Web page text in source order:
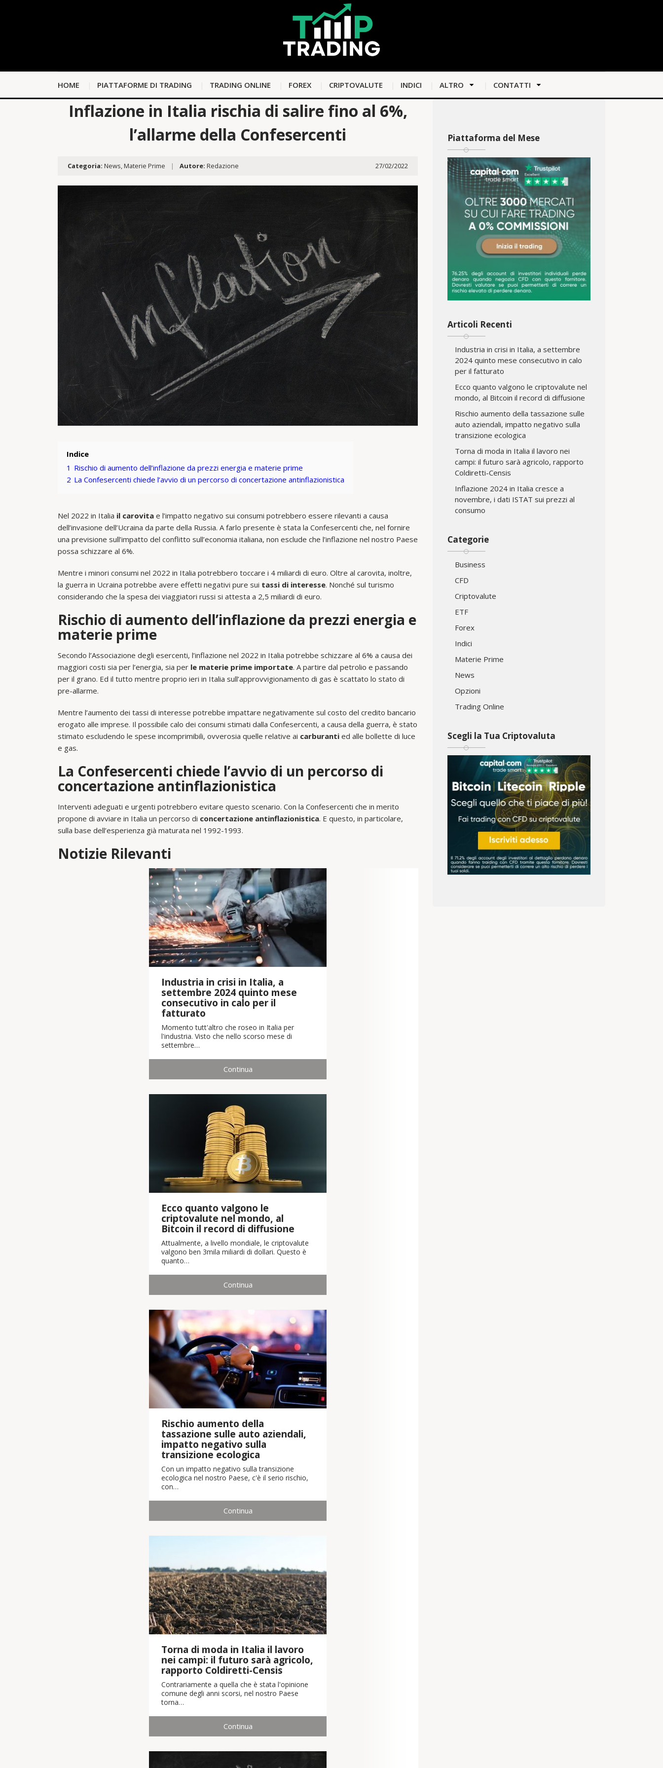
HOME PIATTAFORME DI TRADING TRADING ONLINE FOREX CRIPTOVALUTE INDICI ALTRO CONTATTI
Inflazione in Italia rischia di salire fino al 6%,
l’allarme della Confesercenti
Categoria: News,Materie Prime | Autore: Redazione 27/02/2022
Indice
1 Rischio di aumento dell’inflazione da prezzi energia e materie prime
2 La Confesercenti chiede l’avvio di un percorso di concertazione antinflazionistica
Nel 2022 in Italia il carovita e l’impatto negativo sui consumi potrebbero essere rilevanti a causa
dell’invasione dell’Ucraina da parte della Russia. A farlo presente è stata la Confesercenti che, nel fornire
una previsione sull’impatto del conflitto sull’economia italiana, non esclude che l’inflazione nel nostro Paese
possa schizzare al 6%.
Mentre i minori consumi nel 2022 in Italia potrebbero toccare i 4 miliardi di euro. Oltre al carovita, inoltre,
la guerra in Ucraina potrebbe avere effetti negativi pure sui tassi di interesse. Nonché sul turismo
considerando che la spesa dei viaggiatori russi si attesta a 2,5 miliardi di euro.
Rischio di aumento dell’inflazione da prezzi energia e
materie prime
Secondo l’Associazione degli esercenti, l’inflazione nel 2022 in Italia potrebbe schizzare al 6% a causa dei
maggiori costi sia per l’energia, sia per le materie prime importate. A partire dal petrolio e passando
per il grano. Ed il tutto mentre proprio ieri in Italia sull’approvvigionamento di gas è scattato lo stato di
pre-allarme.
Mentre l’aumento dei tassi di interesse potrebbe impattare negativamente sul costo del credito bancario
erogato alle imprese. Il possibile calo dei consumi stimati dalla Confesercenti, a causa della guerra, è stato
stimato escludendo le spese incomprimibili, ovverosia quelle relative ai carburanti ed alle bollette di luce
e gas.
La Confesercenti chiede l’avvio di un percorso di
concertazione antinflazionistica
Interventi adeguati e urgenti potrebbero evitare questo scenario. Con la Confesercenti che in merito
propone di avviare in Italia un percorso di concertazione antinflazionistica. E questo, in particolare,
sulla base dell’esperienza già maturata nel 1992-1993.
Notizie Rilevanti
Industria in crisi in Italia, a
settembre 2024 quinto mese
consecutivo in calo per il
fatturato
Momento tutt'altro che roseo in Italia per
l'industria. Visto che nello scorso mese di
settembre…
Continua
Ecco quanto valgono le
criptovalute nel mondo, al
Bitcoin il record di diffusione
Attualmente, a livello mondiale, le criptovalute
valgono ben 3mila miliardi di dollari. Questo è
quanto…
Continua
Rischio aumento della
tassazione sulle auto aziendali,
impatto negativo sulla
transizione ecologica
Con un impatto negativo sulla transizione
ecologica nel nostro Paese, c'è il serio rischio,
con…
Continua
Torna di moda in Italia il lavoro
nei campi: il futuro sarà agricolo,
rapporto Coldiretti-Censis
Contrariamente a quella che è stata l'opinione
comune degli anni scorsi, nel nostro Paese
torna…
Continua
Piattaforma del Mese
Articoli Recenti
Industria in crisi in Italia, a settembre
2024 quinto mese consecutivo in calo
per il fatturato
Ecco quanto valgono le criptovalute nel
mondo, al Bitcoin il record di diffusione
Rischio aumento della tassazione sulle
auto aziendali, impatto negativo sulla
transizione ecologica
Torna di moda in Italia il lavoro nei
campi: il futuro sarà agricolo, rapporto
Coldiretti-Censis
Inflazione 2024 in Italia cresce a
novembre, i dati ISTAT sui prezzi al
consumo
Categorie
Business
CFD
Criptovalute
ETF
Forex
Indici
Materie Prime
News
Opzioni
Trading Online
Scegli la Tua Criptovaluta